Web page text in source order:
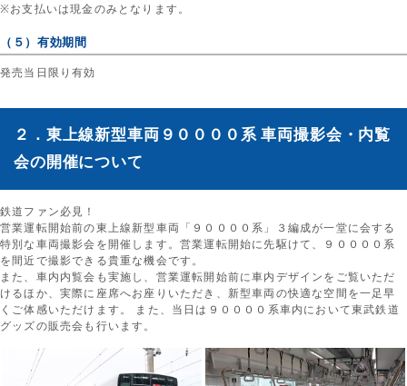
※お支払いは現金のみとなります。
（５）有効期間
発売当日限り有効
２．東上線新型車両９００００系 車両撮影会・内覧
会の開催について
鉄道ファン必見！
営業運転開始前の東上線新型車両「９００００系」３編成が一堂に会する
特別な車両撮影会を開催します。営業運転開始に先駆けて、９００００系
を間近で撮影できる貴重な機会です。
また、車内内覧会も実施し、営業運転開始前に車内デザインをご覧いただ
けるほか、実際に座席へお座りいただき、新型車両の快適な空間を一足早
くご体感いただけます。 また、当日は９００００系車内において東武鉄道
グッズの販売会も行います。